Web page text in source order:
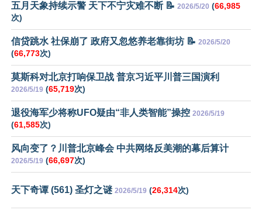
五月天象持续示警 天下不宁灾难不断 📝 2026/5/20 (66,985
次)
信贷跳水 社保崩了 政府又忽悠养老靠街坊 📝 2026/5/20
(66,773次)
莫斯科对北京打响保卫战 普京习近平川普三国演利
2026/5/19 (65,719次)
退役海军少将称UFO疑由“非人类智能”操控 2026/5/19
(61,585次)
风向变了？川普北京峰会 中共网络反美潮的幕后算计
2026/5/19 (66,697次)
天下奇谭 (561) 圣灯之谜 2026/5/19 (26,314次)